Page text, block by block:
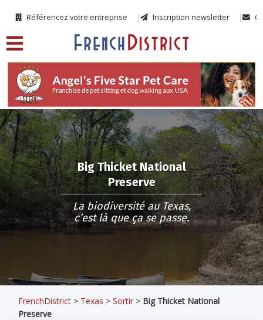
Référencez votre entreprise Inscription newsletter
Big Thicket National
Preserve
La biodiversité au Texas,
c’est là que ça se passe.
FrenchDistrict > Texas >Sortir > Big Thicket National
Preserve